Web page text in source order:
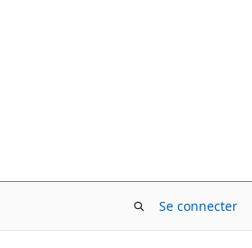
Se connecter